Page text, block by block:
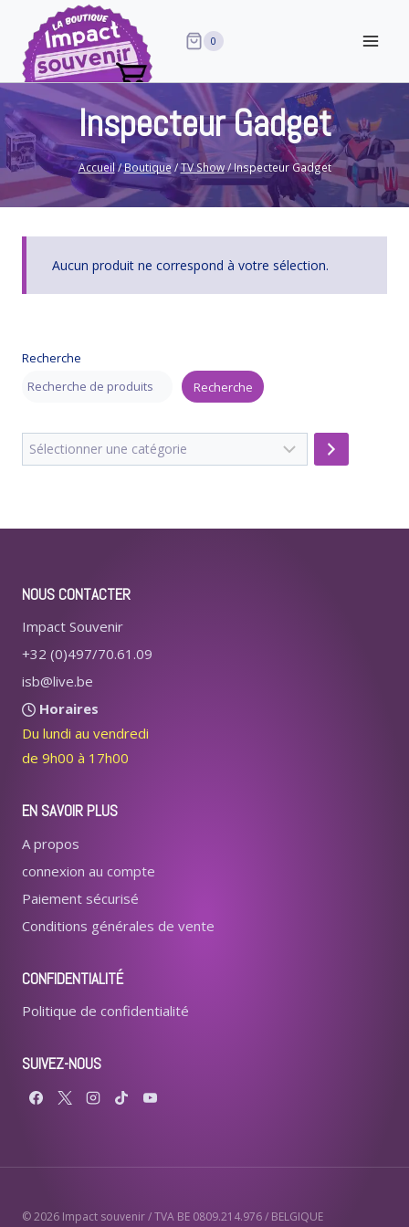
contenu
0
Inspecteur Gadget
Accueil/Boutique /TV Show/Inspecteur Gadget
Aucun produit ne correspond à votre sélection.
Recherche
Recherche
Sélectionner
une
NOUS CONTACTER
Impact Souvenir
+32 (0)497/70.61.09
isb@live.be
Horaires
Du lundi au vendredi
de 9h00 à 17h00
EN SAVOIR PLUS
A propos
connexion au compte
Paiement sécurisé
Conditions générales de vente
CONFIDENTIALITÉ
Politique de confidentialité
SUIVEZ-NOUS
© 2026 Impact souvenir / TVA BE 0809.214.976 / BELGIQUE